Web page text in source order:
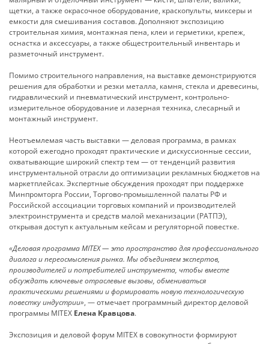
щетки, а также окрасочное оборудование, краскопульты, миксеры и
емкости для смешивания составов. Дополняют экспозицию
строительная химия, монтажная пена, клеи и герметики, крепеж,
оснастка и аксессуары, а также общестро­ительный инвентарь и
разметочный инструмент.
Помимо строительного направления, на выставке демонстрируются
решения для обработки и резки металла, камня, стекла и древесины,
гидравлический и пневматический инструмент, контрольно-
измерительное оборудование и лазерная техника, слесарный и
монтажный инструмент.
Неотъемлемая часть выставки — деловая программа, в рамках
которой ежегодно проходят практические и дискуссионные сессии,
охватывающие широкий спектр тем — от тенденций развития
инструментальной отрасли до оптимизации рекламных бюджетов на
маркетплейсах. Экспертные обсуждения проходят при поддержке
Минпромторга России, Торгово-промышленной палаты РФ и
Российской ассоциации торговых компаний и производителей
электроинструмента и средств малой механизации (РАТПЭ),
открывая доступ к актуальным кейсам и регуляторной повестке.
«Деловая программа MITEX — это пространство для профессионального
диалога и переосмысления рынка. Мы объединяем экспертов,
производителей и потребителей инструмента, чтобы вместе
обсуждать ключевые отраслевые вызовы, обмениваться
практическими решениями и формировать новую технологическую
повестку ин­дустрии», — отмечает программный директор деловой
программы MITEX Елена Кравцова.
Экспозиция и деловой форум MITEX в совокупности формируют